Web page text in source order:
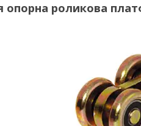
опорна роликова